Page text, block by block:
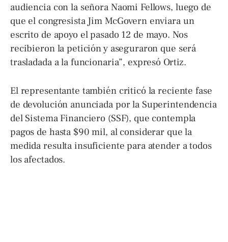
audiencia con la señora Naomi Fellows, luego de
que el congresista Jim McGovern enviara un
escrito de apoyo el pasado 12 de mayo. Nos
recibieron la petición y aseguraron que será
trasladada a la funcionaria”, expresó Ortiz.
El representante también criticó la reciente fase
de devolución anunciada por la Superintendencia
del Sistema Financiero (SSF), que contempla
pagos de hasta $90 mil, al considerar que la
medida resulta insuficiente para atender a todos
los afectados.